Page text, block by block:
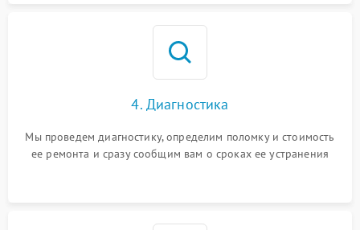
4. Диагностика
Мы проведем диагностику, определим поломку и стоимость
ее ремонта и сразу сообщим вам о сроках ее устранения